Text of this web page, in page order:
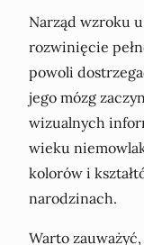
Narząd wzroku
rozwinięcie
powoli
jego mózg
wizualnych
wieku
kolorów i
narodzinach.
Warto